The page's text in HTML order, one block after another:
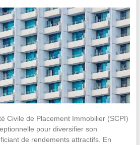
Civile de Placement Immobilier (SCPI)
pour diversifier son
de rendements attractifs. En